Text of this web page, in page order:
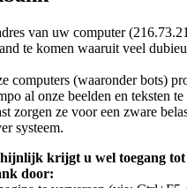
van uw computer
te komen waaruit veel
computers (waaronder bots)
al onze beelden en teksten te
zorgen ze voor een zware
systeem.
krijgt u wel toegang tot
door: